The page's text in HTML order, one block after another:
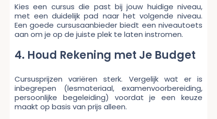
Kies een cursus die past bij jouw huidige niveau,
met een duidelijk pad naar het volgende niveau.
Een goede cursusaanbieder biedt een niveautoets
aan om je op de juiste plek te laten instromen.
4. Houd Rekening met Je Budget
Cursusprijzen variëren sterk. Vergelijk wat er is
inbegrepen (lesmateriaal, examenvoorbereiding,
persoonlijke begeleiding) voordat je een keuze
maakt op basis van prijs alleen.